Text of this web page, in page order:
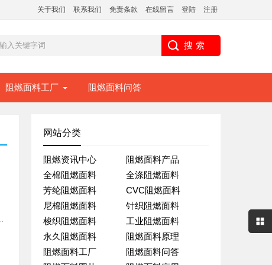
关于我们 联系我们 免责条款 在线留言 登陆 注册
阻燃面料工厂 阻燃面料问答
网站分类
阻燃资讯中心
阻燃面料产品
全棉阻燃面料
全涤阻燃面料
芳纶阻燃面料
CVC阻燃面料
尼棉阻燃面料
针织阻燃面料
梭织阻燃面料
工业阻燃面料
永久阻燃面料
阻燃面料原理
阻燃面料工厂
阻燃面料问答